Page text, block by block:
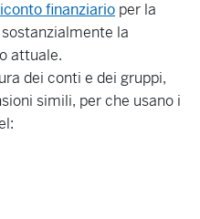
finanziario per la
la
attuale.
dei conti e dei gruppi,
simili, per che usano i